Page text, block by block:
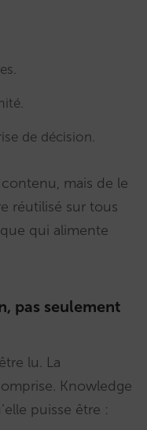
de décision.
mais de le
réutilisé sur tous
qui alimente
pas seulement
lu. La
Knowledge
puisse être :